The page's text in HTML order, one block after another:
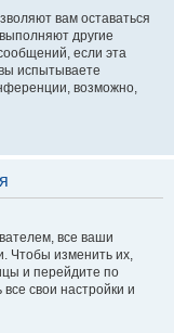
вам оставаться
другие
если эта
испытываете
возможно,
все ваши
Чтобы изменить их,
и перейдите по
свои настройки и